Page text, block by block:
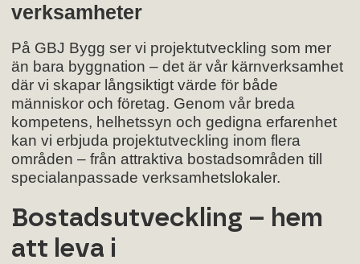
verksamheter
På GBJ Bygg ser vi projektutveckling som mer
än bara byggnation – det är vår kärnverksamhet
där vi skapar långsiktigt värde för både
människor och företag. Genom vår breda
kompetens, helhetssyn och gedigna erfarenhet
kan vi erbjuda projektutveckling inom flera
områden – från attraktiva bostadsområden till
specialanpassade verksamhetslokaler.
Bostadsutveckling – hem
att leva i